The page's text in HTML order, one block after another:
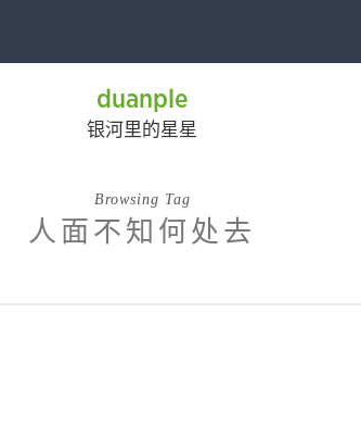
duanple
银河里的星星
Browsing Tag
人面不知何处去